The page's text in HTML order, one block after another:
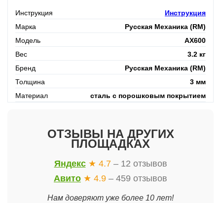
Инструкция
Инструкция
Марка
Русская Механика (RM)
Модель
AX600
Вес
3.2 кг
Бренд
Русская Механика (RM)
Толщина
3 мм
Материал
сталь с порошковым покрытием
ОТЗЫВЫ НА ДРУГИХ
ПЛОЩАДКАХ
Яндекс ★ 4.7 – 12 отзывов
Авито ★ 4.9 – 459 отзывов
Нам доверяют уже более 10 лет!